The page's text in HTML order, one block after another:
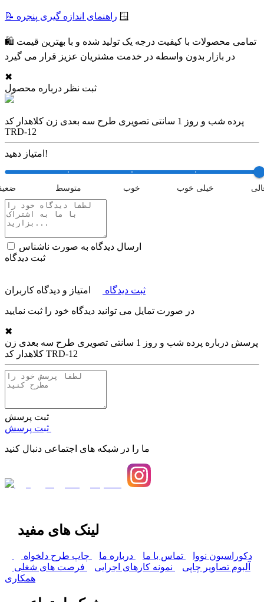
📝 راهنمای اندازه گیری پنجره 🪟
🛍 تمامی محصولات با کیفیت درجه یک تولید شده و با بهترین قیمت
در بازار بدون واسطه در خدمت مشتریان عزیز قرار می گیرد
✖
ثبت نظر درباره محصول
پرده شب و روز 1 سانتی تصویری طرح سه بعدی زن کلاهدار کد
TRD-12
امتیاز دهید!
متوسط خوب خیلی خوب
ارسال دیدگاه به صورت ناشناس
ثبت دیدگاه
ثبت دیدگاه امتیاز و دیدگاه کاربران
در صورت تمایل می توانید دیدگاه خود را ثبت نمایید
✖
پرسش درباره
پرده شب و روز 1 سانتی تصویری طرح سه بعدی زن
کلاهدار کد TRD-12
ثبت پرسش
ما را در شبکه های اجتماعی دنبال کنید
لینک های مفید
دکوراسیون نووا تماس با ما درباره ما
چاپ طرح دلخواه
آلبوم تصاویر چاپی
نمونه کارهای اجرایی
فرصت های شغلی
همکاری